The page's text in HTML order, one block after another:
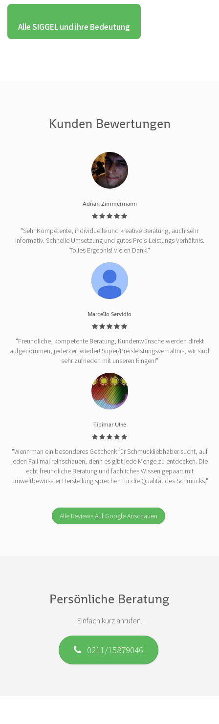
Alle SIGGEL und ihre Bedeutung
Kunden Bewertungen
Adrian Zimmermann
"Sehr Kompetente, individuelle und kreative Beratung, auch sehr
informativ. Schnelle Umsetzung und gutes Preis-Leistungs Verhältnis.
Tolles Ergebnis! Vielen Dank!"
Marcello Servidio
"Freundliche, kompetente Beratung, Kundenwünsche werden direkt
aufgenommen, jederzeit wieder! Super/Preisleistungsverhältnis, wir sind
sehr zufrieden mit unseren Ringen!"
Tibimar Ulke
"Wenn man ein besonderes Geschenk für Schmuckliebhaber sucht, auf
jeden Fall mal reinschauen, denn es gibt jede Menge zu entdecken. Die
echt freundliche Beratung und fachliches Wissen gepaart mit
umweltbewusster Herstellung sprechen für die Qualität des Schmucks."
Alle Reviews Auf Google Anschauen
Persönliche Beratung
Einfach kurz anrufen.
0211/15879046